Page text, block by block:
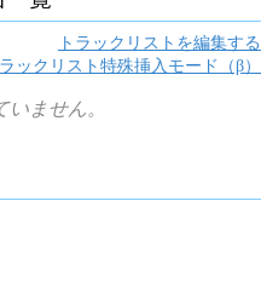
トラックリストを編集する
ラックリスト特殊挿入モード（β）
ません。